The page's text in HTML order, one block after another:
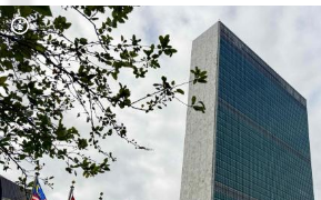
Copyright-Hinweis öffnen/